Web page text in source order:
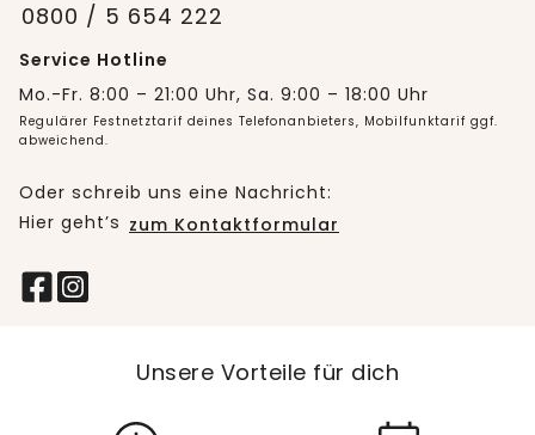
0800 / 5 654 222
Service Hotline
Mo.-Fr. 8:00 – 21:00 Uhr, Sa. 9:00 – 18:00 Uhr
Regulärer Festnetztarif deines Telefonanbieters, Mobilfunktarif ggf.
abweichend.
Oder schreib uns eine Nachricht:
Hier geht’s zum Kontaktformular
Unsere Vorteile für dich